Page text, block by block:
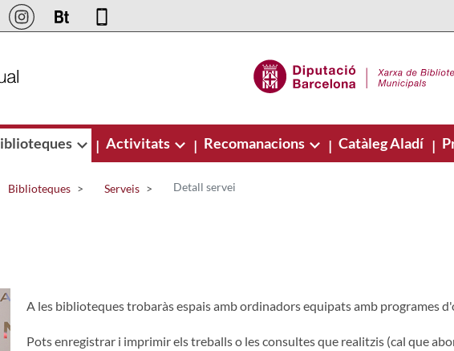
| Activitats | Recomanacions | Catàleg Aladí |
Biblioteques Serveis Detall servei
A les biblioteques trobaràs espais amb ordinadors equipats amb programes
Pots enregistrar i imprimir els treballs o les consultes que realitzis (cal que